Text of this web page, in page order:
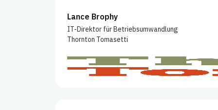
Lance Brophy
IT-Direktor für Betriebsumwandlung
Thornton Tomasetti